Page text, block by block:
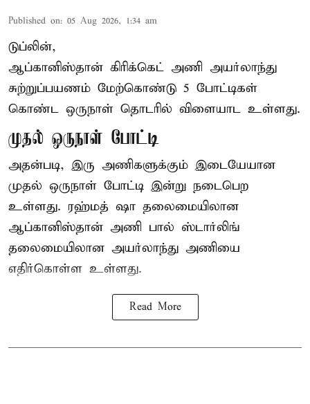
Published on: 05 Aug 2026, 1:34 am
டுப்லின்,
ஆப்கானிஸ்தான் கிரிக்கெட் அணி அயர்லாந்து
சுற்றுப்பயணம் மேற்கொண்டு 5 போட்டிகள்
கொண்ட ஒருநாள் தொடரில் விளையாட உள்ளது.
முதல் ஒருநாள் போட்டி
அதன்படி, இரு அணிகளுக்கும் இடையேயான
முதல் ஒருநாள் போட்டி இன்று நடைபெற
உள்ளது. ரஹ்மத் ஷா தலைமையிலான
ஆப்கானிஸ்தான் அணி பால் ஸ்டார்லிங்
தலைமையிலான அயர்லாந்து அணியை
எதிர்கொள்ள உள்ளது.
Read More